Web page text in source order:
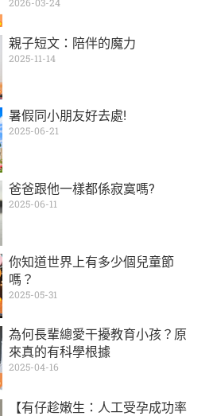
2026-03-24
親子短文：陪伴的魔力
2025-11-14
暑假同小朋友好去處!
2025-06-21
爸爸跟他一樣都係寂寞嗎?
2025-06-11
你知道世界上有多少個兒童節
嗎？
2025-05-31
為何長輩總愛干擾教育小孩？原
來真的有科學根據
2025-04-16
【有仔趁嫩生：人工受孕成功率